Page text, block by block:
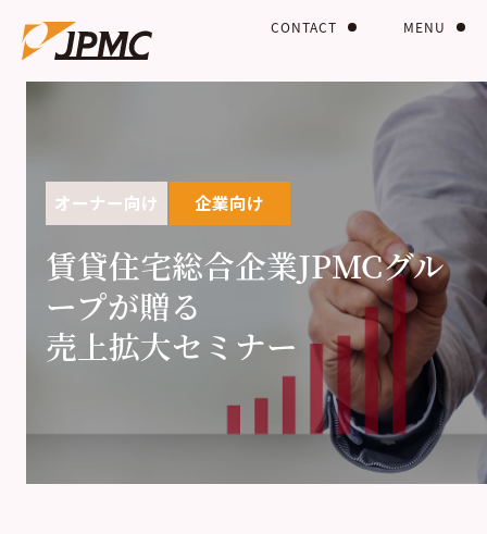
MENU
CONTACT
オーナー向け 企業向け
賃貸住宅総合企業JPMCグル
ープが贈る
売上拡大セミナー